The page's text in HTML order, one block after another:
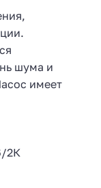
шума и
имеет
2К